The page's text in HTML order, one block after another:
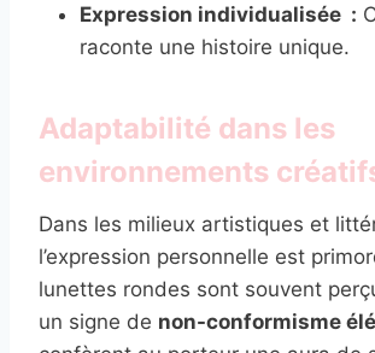
Expression individualisée :
raconte une histoire unique.
Adaptabilité dans les
environnements
Dans les milieux artistiques et
l’expression personnelle est
lunettes rondes sont souvent
un signe de non-conformisme